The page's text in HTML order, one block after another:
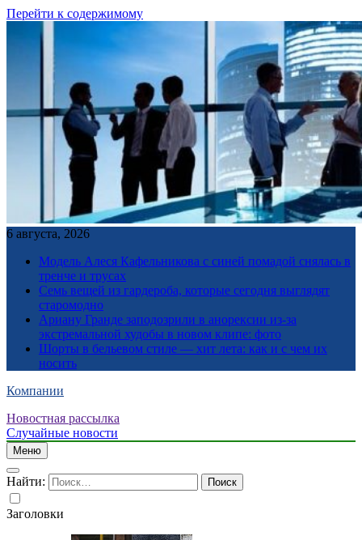
Перейти к содержимому
6 августа, 2026
Модель Алеся Кафельникова с синей помадой снялась в
тренче и трусах
Семь вещей из гардероба, которые сегодня выглядят
старомодно
Ариану Гранде заподозрили в анорексии из-за
экстремальной худобы в новом клипе: фото
Шорты в бельевом стиле — хит лета: как и с чем их
носить
Компании
Новостная рассылка
Случайные новости
Меню
Найти:
Заголовки